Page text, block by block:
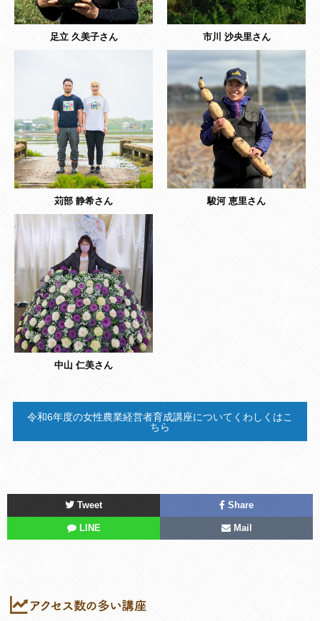
足立 久美子さん 市川 沙央里さん
苅部 静希さん 駿河 恵里さん
中山 仁美さん
令和6年度の女性農業経営者育成講座についてくわしくはこ
ちら
Tweet Share
LINE Mail